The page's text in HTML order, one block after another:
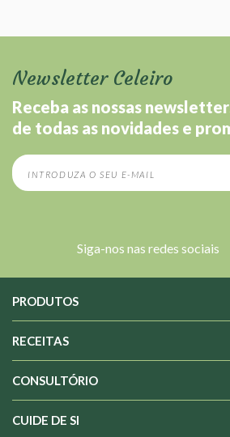
Newsletter Celeiro
Receba as nossas
de todas as novidades e
Siga-nos nas redes sociais
PRODUTOS
RECEITAS
CONSULTÓRIO
CUIDE DE SI